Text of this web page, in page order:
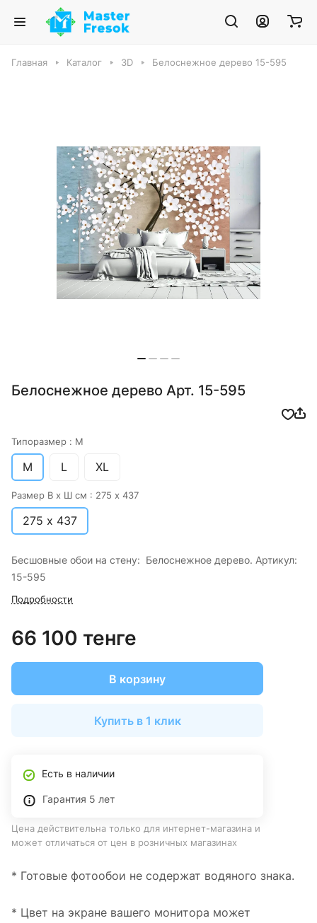
Главная Каталог 3D Белоснежное дерево 15-595
Белоснежное дерево Арт. 15-595
Типоразмер : M
M L XL
Размер В х Ш см : 275 х 437
275 х 437
Бесшовные обои на стену: Белоснежное дерево. Артикул:
15-595
Подробности
66 100 тенге
В корзину
Купить в 1 клик
Есть в наличии
Гарантия 5 лет
Цена действительна только для интернет-магазина и
может отличаться от цен в розничных магазинах
* Готовые фотообои не содержат водяного знака.
* Цвет на экране вашего монитора может